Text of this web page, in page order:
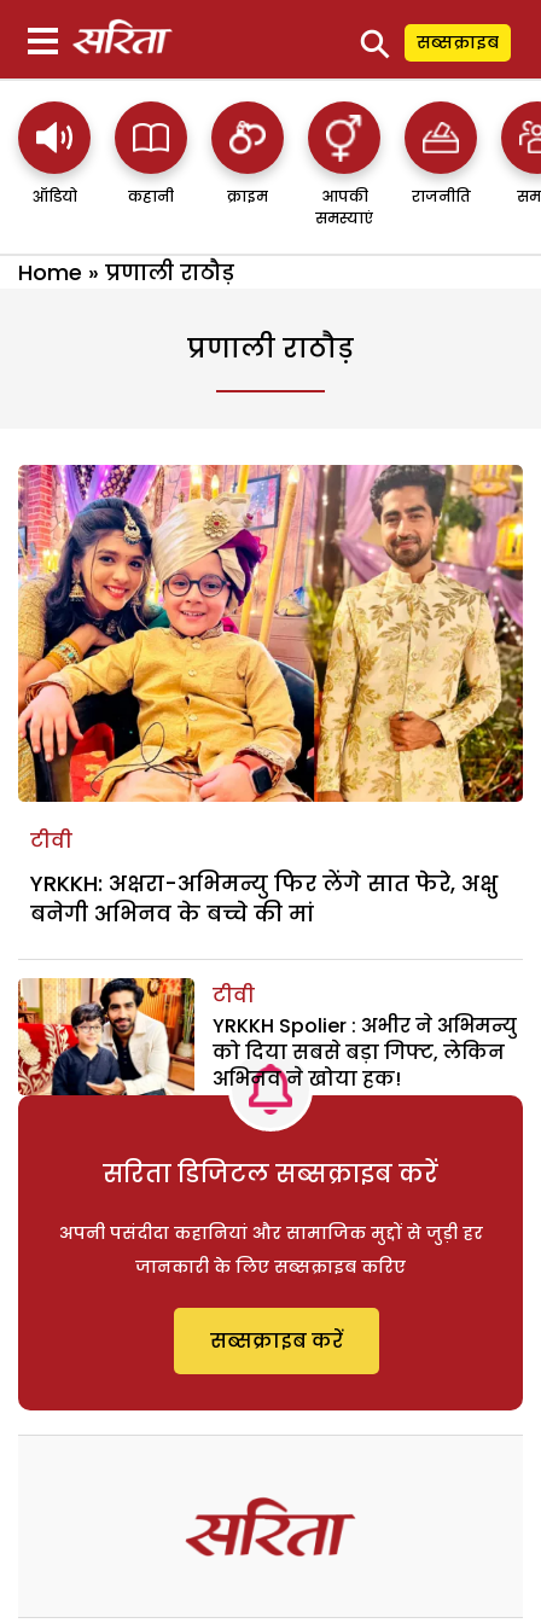
⚲ सब्सक्राइब
ऑडियो कहानी क्राइम
आपकी
समस्याएं
राजनीति
Home » प्रणाली राठौड़
प्रणाली राठौड़
टीवी
YRKKH: अक्षरा-अभिमन्यु फिर लेंगे सात फेरे, अक्षु
बनेगी अभिनव के बच्चे की मां
टीवी
YRKKH Spolier : अभीर ने अभिमन्यु
को दिया सबसे बड़ा गिफ्ट, लेकिन
अभिनव ने खोया हक!
सरिता डिजिटल सब्सक्राइब करें
अपनी पसंदीदा कहानियां और सामाजिक मुद्दों से जुड़ी हर
जानकारी के लिए सब्सक्राइब करिए
सब्सक्राइब करें